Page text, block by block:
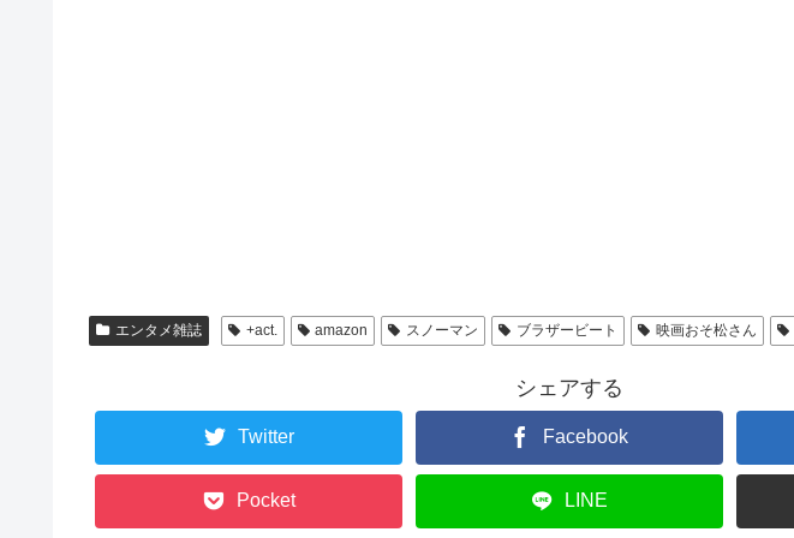
エンタメ雑誌 +act. amazon スノーマン ブラザービート 映画おそ松さん
シェアする
Twitter Facebook
Pocket LINE